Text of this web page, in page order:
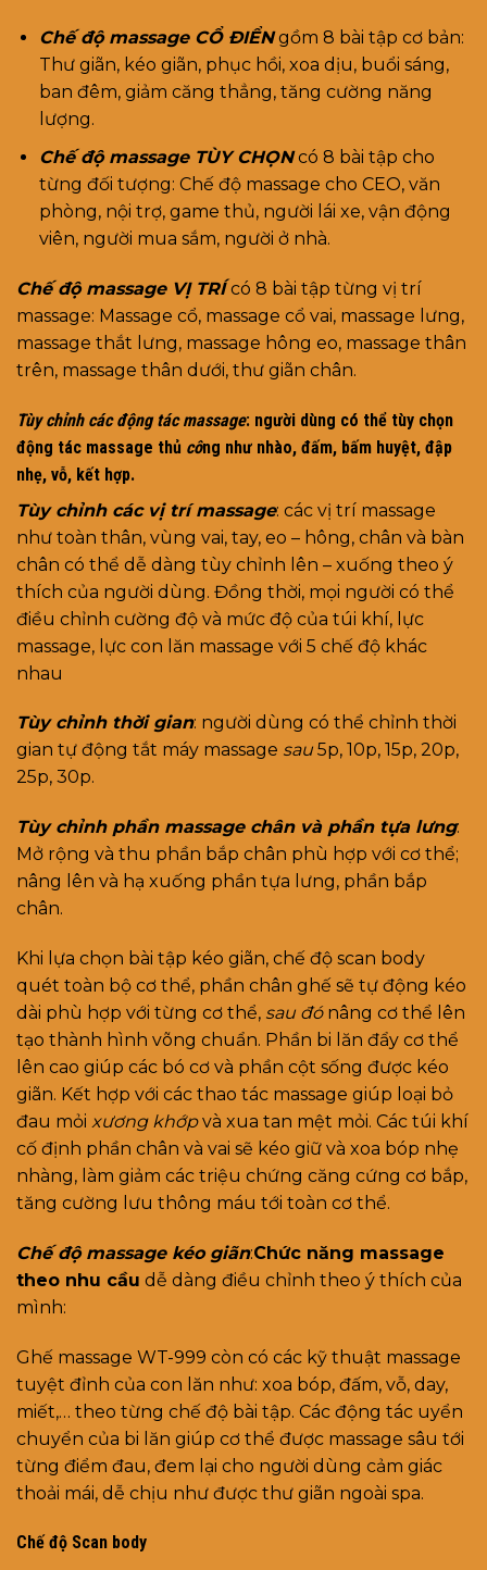
Chế độ massage CỔ ĐIỂNgồm 8 bài tập cơ bản:
Thư giãn, kéo giãn, phục hồi, xoa dịu, buổi sáng,
ban đêm, giảm căng thẳng, tăng cường năng
lượng.
Chế độ massage TÙY CHỌNcó 8 bài tập cho
từng đối tượng: Chế độ massage cho CEO, văn
phòng, nội trợ, game thủ, người lái xe, vận động
viên, người mua sắm, người ở nhà.
Chế độ massage VỊ TRÍcó 8 bài tập từng vị trí
massage: Massage cổ, massage cổ vai, massage lưng,
massage thắt lưng, massage hông eo, massage thân
trên, massage thân dưới, thư giãn chân.
Tùy chỉnh các động tác massage: người dùng có thể tùy chọn
động tác massage thủ công như nhào, đấm, bấm huyệt, đập
nhẹ, vỗ, kết hợp.
Tùy chỉnh các vị trí massage: các vị trí massage
như toàn thân, vùng vai, tay, eo – hông, chân và bàn
chân có thể dễ dàng tùy chỉnh lên – xuống theo ý
thích của người dùng. Đồng thời, mọi người có thể
điều chỉnh cường độ và mức độ của túi khí, lực
massage, lực con lăn massage với 5 chế độ khác
nhau
Tùy chỉnh thời gian: người dùng có thể chỉnh thời
gian tự động tắt máy massage sau 5p, 10p, 15p, 20p,
25p, 30p.
Tùy chỉnh phần massage chân và phần tựa lưng:
Mở rộng và thu phần bắp chân phù hợp với cơ thể;
nâng lên và hạ xuống phần tựa lưng, phần bắp
chân.
Khi lựa chọn bài tập kéo giãn, chế độ scan body
quét toàn bộ cơ thể, phần chân ghế sẽ tự động kéo
dài phù hợp với từng cơ thể, sau đó nâng cơ thể lên
tạo thành hình võng chuẩn. Phần bi lăn đẩy cơ thể
lên cao giúp các bó cơ và phần cột sống được kéo
giãn. Kết hợp với các thao tác massage giúp loại bỏ
đau mỏi xương khớpvà xua tan mệt mỏi. Các túi khí
cố định phần chân và vai sẽ kéo giữ và xoa bóp nhẹ
nhàng, làm giảm các triệu chứng căng cứng cơ bắp,
tăng cường lưu thông máu tới toàn cơ thể.
Chế độ massage kéo giãn:Chức năng massage
theo nhu cầu dễ dàng điều chỉnh theo ý thích của
mình:
Ghế massage WT-999 còn có các kỹ thuật massage
tuyệt đỉnh của con lăn như: xoa bóp, đấm, vỗ, day,
miết,… theo từng chế độ bài tập. Các động tác uyển
chuyển của bi lăn giúp cơ thể được massage sâu tới
từng điểm đau, đem lại cho người dùng cảm giác
thoải mái, dễ chịu như được thư giãn ngoài spa.
Chế độ Scan body